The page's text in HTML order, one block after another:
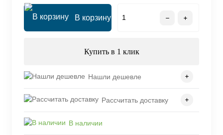
В корзину
Купить в 1 клик
Нашли дешевле
Рассчитать доставку
В наличии